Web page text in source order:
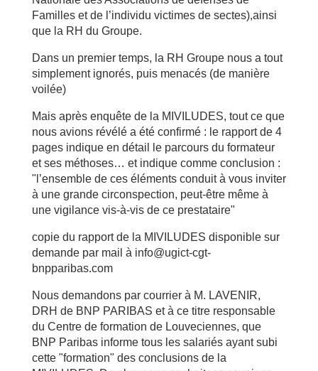
Familles et de l’individu victimes de sectes),ainsi
que la RH du Groupe.
Dans un premier temps, la RH Groupe nous a tout
simplement ignorés, puis menacés (de manière
voilée)
Mais après enquête de la MIVILUDES, tout ce que
nous avions révélé a été confirmé : le rapport de 4
pages indique en détail le parcours du formateur
et ses méthoses… et indique comme conclusion :
"l’ensemble de ces éléments conduit à vous inviter
à une grande circonspection, peut-être même à
une vigilance vis-à-vis de ce prestataire"
copie du rapport de la MIVILUDES disponible sur
demande par mail à info@ugict-cgt-
bnpparibas.com
Nous demandons par courrier à M. LAVENIR,
DRH de BNP PARIBAS et à ce titre responsable
du Centre de formation de Louveciennes, que
BNP Paribas informe tous les salariés ayant subi
cette "formation" des conclusions de la